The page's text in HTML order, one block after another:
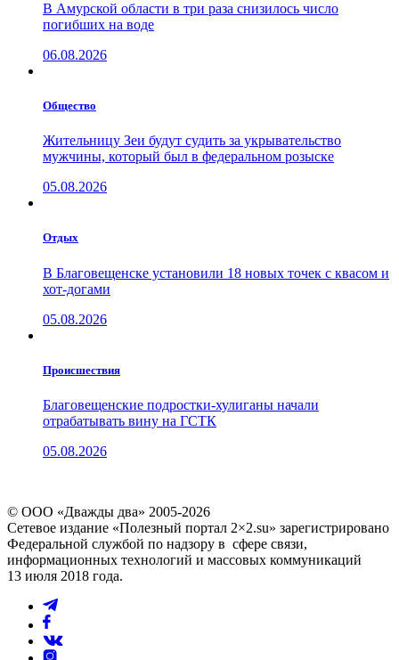
В Амурской области в три раза снизилось число
погибших на воде
06.08.2026
Общество
Жительницу Зеи будут судить за укрывательство
мужчины, который был в федеральном розыске
05.08.2026
Отдых
В Благовещенске установили 18 новых точек с квасом и
хот-догами
05.08.2026
Проиcшествия
Благовещенские подростки-хулиганы начали
отрабатывать вину на ГСТК
05.08.2026
© ООО «Дважды два» 2005-2026
Сетевое издание «Полезный портал 2×2.su» зарегистрировано
Федеральной службой по надзору в сфере связи,
информационных технологий и массовых коммуникаций
13 июля 2018 года.